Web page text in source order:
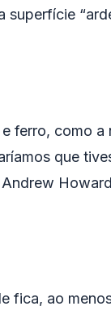
ferro, como
que
fica, ao